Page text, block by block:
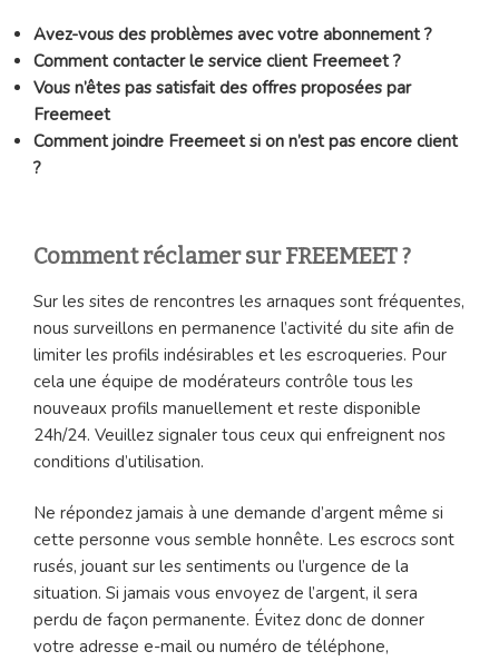
Avez-vous des problèmes avec votre abonnement ?
Comment contacter le service client Freemeet ?
Vous n’êtes pas satisfait des offres proposées par
Freemeet
Comment joindre Freemeet si on n’est pas encore client
?
Comment réclamer sur FREEMEET ?
Sur les sites de rencontres les arnaques sont fréquentes,
nous surveillons en permanence l’activité du site afin de
limiter les profils indésirables et les escroqueries. Pour
cela une équipe de modérateurs contrôle tous les
nouveaux profils manuellement et reste disponible
24h/24. Veuillez signaler tous ceux qui enfreignent nos
conditions d’utilisation.
Ne répondez jamais à une demande d’argent même si
cette personne vous semble honnête. Les escrocs sont
rusés, jouant sur les sentiments ou l’urgence de la
situation. Si jamais vous envoyez de l’argent, il sera
perdu de façon permanente. Évitez donc de donner
votre adresse e-mail ou numéro de téléphone,